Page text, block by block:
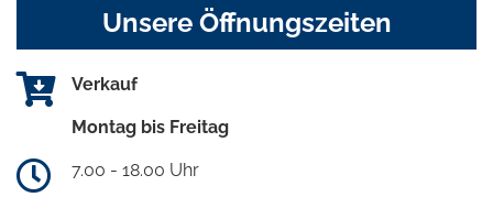
Unsere Öffnungszeiten
Verkauf
Montag bis Freitag
7.00 - 18.00 Uhr